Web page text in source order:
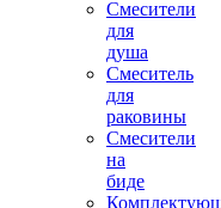
Смесители
для
душа
Смеситель
для
раковины
Смесители
на
биде